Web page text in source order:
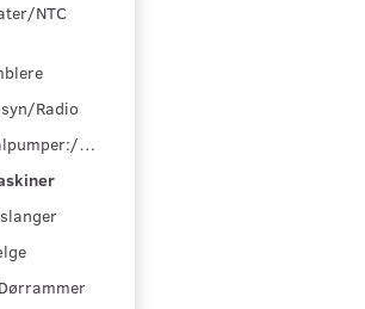
NTC
Radio
Universalpumper:/pumpesæt